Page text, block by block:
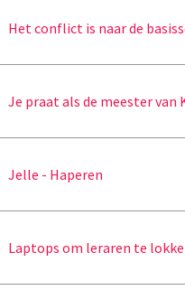
Het conflict is naar de
Je praat als de meester van
Jelle - Haperen
Laptops om leraren te